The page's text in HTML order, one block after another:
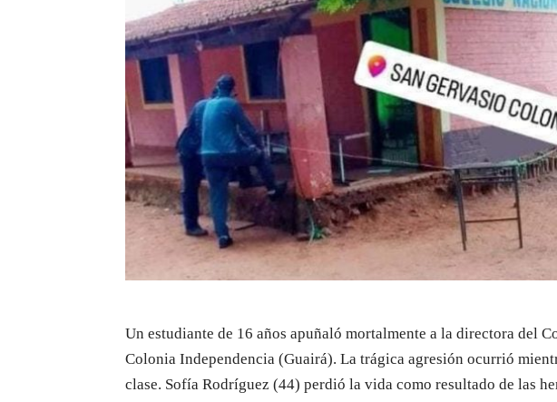
Un estudiante de 16 años apuñaló mortalmente a la directora del
Colonia Independencia (Guairá). La trágica agresión ocurrió
clase. Sofía Rodríguez (44) perdió la vida como resultado de las